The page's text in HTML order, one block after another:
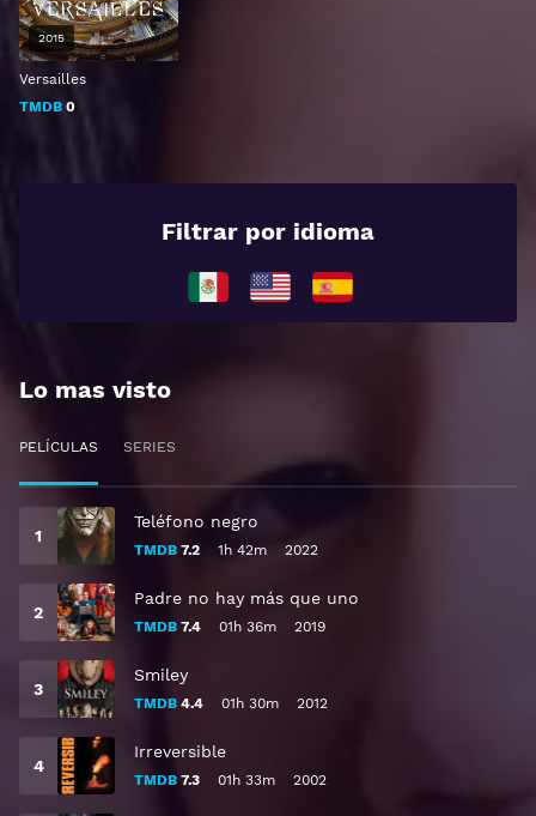
Versailles
TMDB 0
2015
Filtrar por idioma
Lo mas visto
PELÍCULAS SERIES
Teléfono negro
TMDB 7.2 1h 42m 2022
Padre no hay más que uno
TMDB 7.4 01h 36m 2019
Smiley
TMDB 4.4 01h 30m 2012
Irreversible
TMDB 7.3 01h 33m 2002